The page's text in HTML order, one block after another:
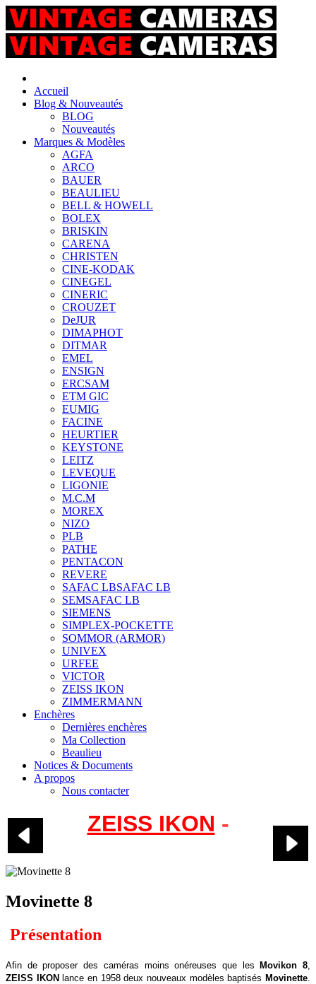
Accueil
Blog & Nouveautés
BLOG
Nouveautés
Marques & Modèles
AGFA
ARCO
BAUER
BEAULIEU
BELL & HOWELL
BOLEX
BRISKIN
CARENA
CHRISTEN
CINE-KODAK
CINEGEL
CINERIC
CROUZET
DeJUR
DIMAPHOT
DITMAR
EMEL
ENSIGN
ERCSAM
ETM GIC
EUMIG
FACINE
HEURTIER
KEYSTONE
LEITZ
LEVEQUE
LIGONIE
M.C.M
MOREX
NIZO
PLB
PATHE
PENTACON
REVERE
SAFAC LBSAFAC LB
SEMSAFAC LB
SIEMENS
SIMPLEX-POCKETTE
SOMMOR (ARMOR)
UNIVEX
URFEE
VICTOR
ZEISS IKON
ZIMMERMANN
Enchères
Dernières enchères
Ma Collection
Beaulieu
Notices & Documents
A propos
Nous contacter
ZEISS IKON -
Movinette 8
Présentation
Afin de proposer des caméras moins onéreuses que lesMovikon 8
ZEISS IKONlance en 1958 deux nouveaux modèles baptisésMovinette